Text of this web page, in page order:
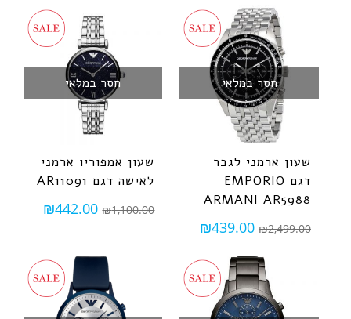
חסר במלאי
שעון ארמני לגבר
דגם EMPORIO
ARMANI AR5988
₪2,499.00
₪439.00
חסר במלאי
שעון אמפוריו ארמני
לאישה דגם AR11091
₪1,100.00
₪442.00